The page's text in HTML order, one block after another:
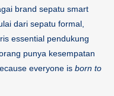
brand sepatu smart
dari sepatu formal,
essential pendukung
punya kesempatan
everyone is born to